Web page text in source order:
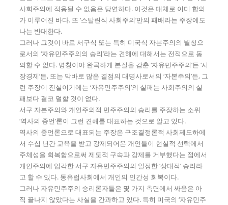
사회주의에 적용될 수 없음은 당연하다. 이것은 대체로 이미 합의
가 이루어진 바다. 또 ‘스탈린식 사회주의’만의 패배라는 주장에도
나는 반대한다.
그러나 그것이 바로 서구식 또는 특히 미국식 자본주의의 별칭으
로서의 ‘자유민주주의의 승리’라는 견해에 대해서는 전적으로 동
의할 수 없다. 명칭이야 완곡하게 본질을 감춘 ‘자유민주주의’든 ‘시
장경제’든, 또는 막바로 많은 결점의 대명사로서의 ‘자본주의’든, 그
런 주장이 진실이기에는 ‘자유민주주의’의 실패는 사회주의의 실
패보다 결코 덜할 것이 없다.
서구 자본주의와 개인주의적 민주주의의 승리를 주장하는 소위
‘역사의 종언’론이 그런 견해를 대표하는 것으로 알고 있다.
역사의 종언론으로 대표되는 주장은 구조결정론적 사회제도하에
서 수십 년간 교육을 받고 강제되어온 개인들이 현실적 선택에서
주체성을 회복함으로써 제도적 구속과 강제를 거부했다는 점에서
개인주의에 입각한 서구 자유민주주의의 일정한 ‘상대적’ 승리라
고 할 수 있다. 동유럽사회에서 개인의 인간성 회복이다.
그러나 자유민주주의 승리론자들은 몇 가지 측면에서 싸움은 아
직 끝나지 않았다는 사실을 간과하고 있다. 특히 미국의 ‘자유민주